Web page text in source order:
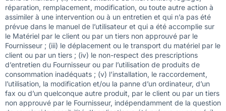
réparation, remplacement, modification, ou toute autre action à
assimiler à une intervention ou à un entretien et qui n’a pas été
prévue dans le manuel de l’utilisateur et qui a été accomplie sur
le Matériel par le client ou par un tiers non approuvé par le
Fournisseur ; (iii) le déplacement ou le transport du matériel par le
client ou par un tiers ; (iv) le non-respect des prescriptions
d’entretien du Fournisseur ou par l’utilisation de produits de
consommation inadéquats ; (v) l’installation, le raccordement,
l’utilisation, la modification et/ou la panne d’un ordinateur, d’un
fax ou d’un quelconque autre produit, par le client ou par un tiers
non approuvé par le Fournisseur, indépendamment de la question